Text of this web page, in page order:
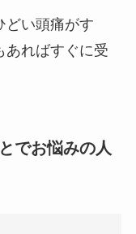
どい頭痛がす
あればすぐに受
でお悩みの人